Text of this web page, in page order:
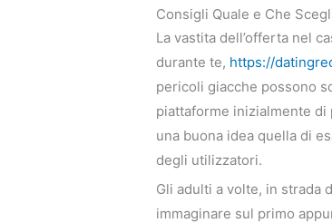
Consigli Quale e Che
La vastita dell’offerta nel
durante te, https://
pericoli giacche possono
piattaforme inizialmente di
una buona idea quella di
degli utilizzatori.
Gli adulti a volte, in strada
immaginare sul primo